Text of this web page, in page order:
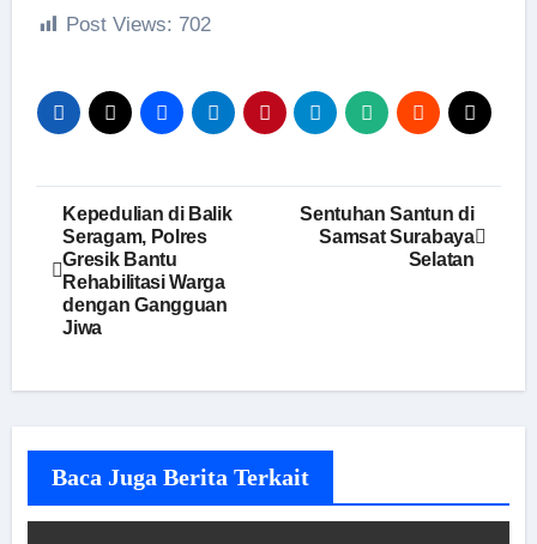
Post Views: 702
Navigasi
pos
Kepedulian di Balik
Seragam, Polres
Gresik Bantu
Rehabilitasi Warga
dengan Gangguan
Jiwa
Sentuhan Santun di
Samsat Surabaya
Selatan
Baca Juga Berita Terkait